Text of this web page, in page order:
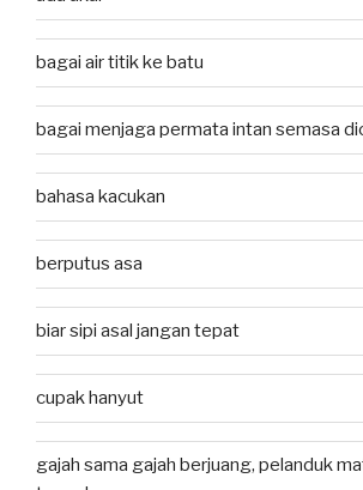
bagai air titik ke batu
bagai menjaga permata intan semasa
bahasa kacukan
berputus asa
biar sipi asal jangan tepat
cupak hanyut
gajah sama gajah berjuang, pelanduk